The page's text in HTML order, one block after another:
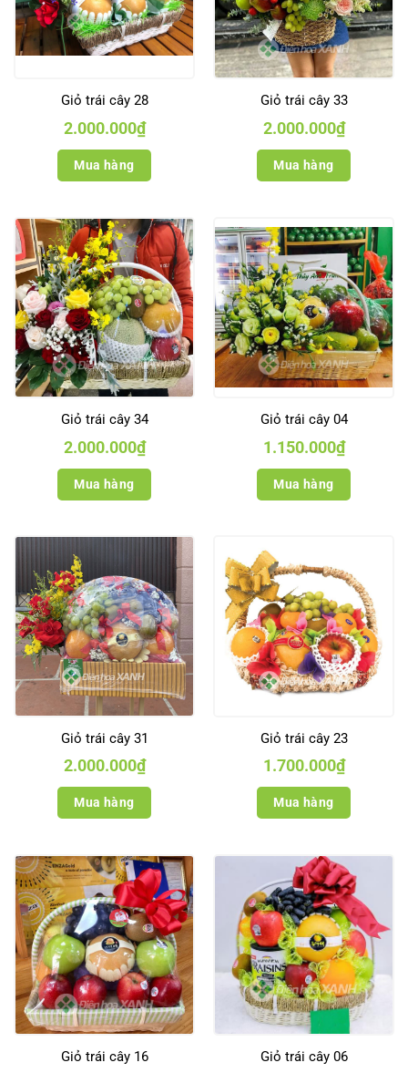
Giỏ trái cây 28
2.000.000₫
Mua hàng
Giỏ trái cây 33
2.000.000₫
Mua hàng
Giỏ trái cây 34
2.000.000₫
Mua hàng
Giỏ trái cây 04
1.150.000₫
Mua hàng
Giỏ trái cây 31
2.000.000₫
Mua hàng
Giỏ trái cây 23
1.700.000₫
Mua hàng
Giỏ trái cây 16 Giỏ trái cây 06